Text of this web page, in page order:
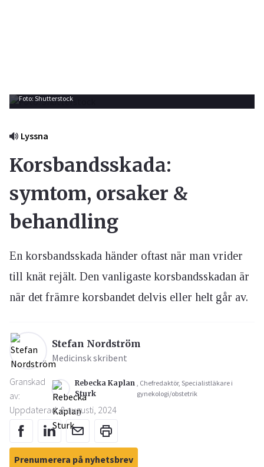
Foto: Shutterstock
Lyssna
Korsbandsskada:
symtom, orsaker &
behandling
En korsbandsskada händer oftast när man vrider
till knät rejält. Den vanligaste korsbandsskadan är
när det främre korsbandet delvis eller helt går av.
Stefan Nordström
Medicinsk skribent
Granskad
av:
Rebecka Kaplan
Sturk
, Chefredaktör, Specialistläkare i
gynekologi/obstetrik
Uppdaterad: 8 augusti, 2024
Prenumerera på nyhetsbrev